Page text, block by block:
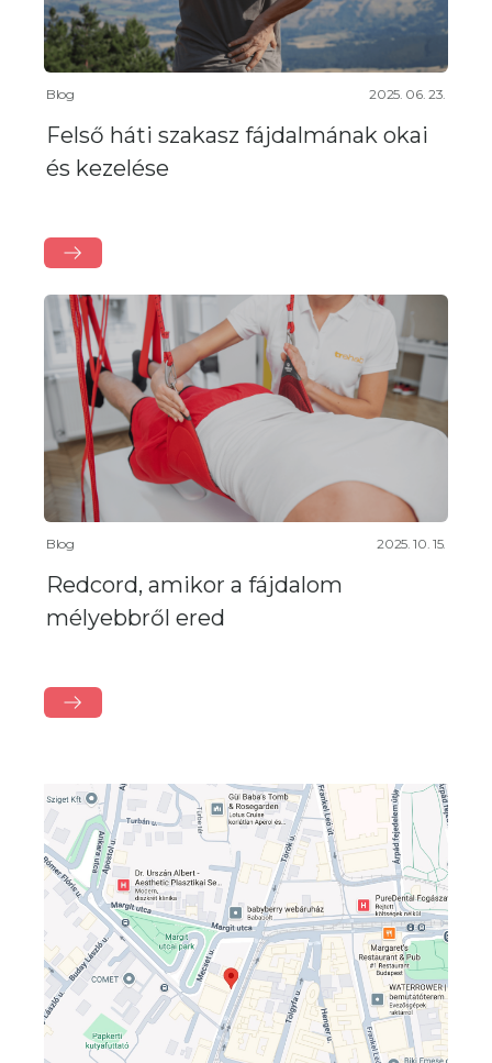
Blog 2025. 06. 23.
Felső háti szakasz fájdalmának okai
és kezelése
Blog 2025. 10. 15.
Redcord, amikor a fájdalom
mélyebbről ered